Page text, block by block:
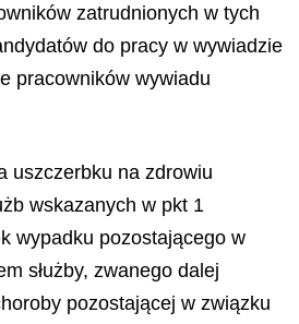
zatrudnionych w tych
do pracy w wywiadzie
pracowników wywiadu
uszczerbku na zdrowiu
wskazanych w pkt 1
wypadku pozostającego w
służby, zwanego dalej
pozostającej w związku